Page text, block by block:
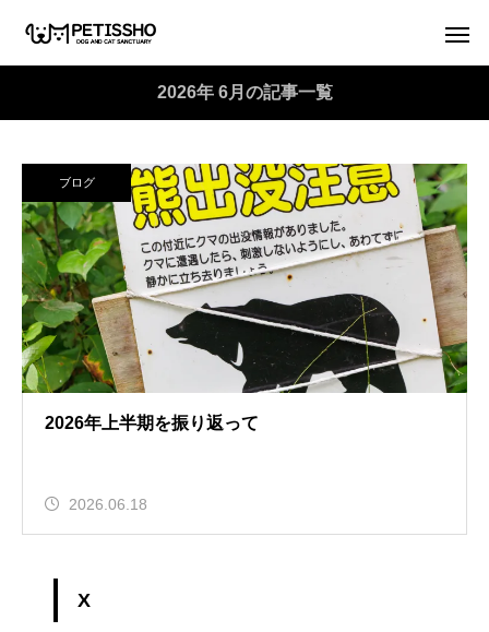
2026年 6月の記事一覧
ブログ
2026年上半期を振り返って
2026.06.18
X